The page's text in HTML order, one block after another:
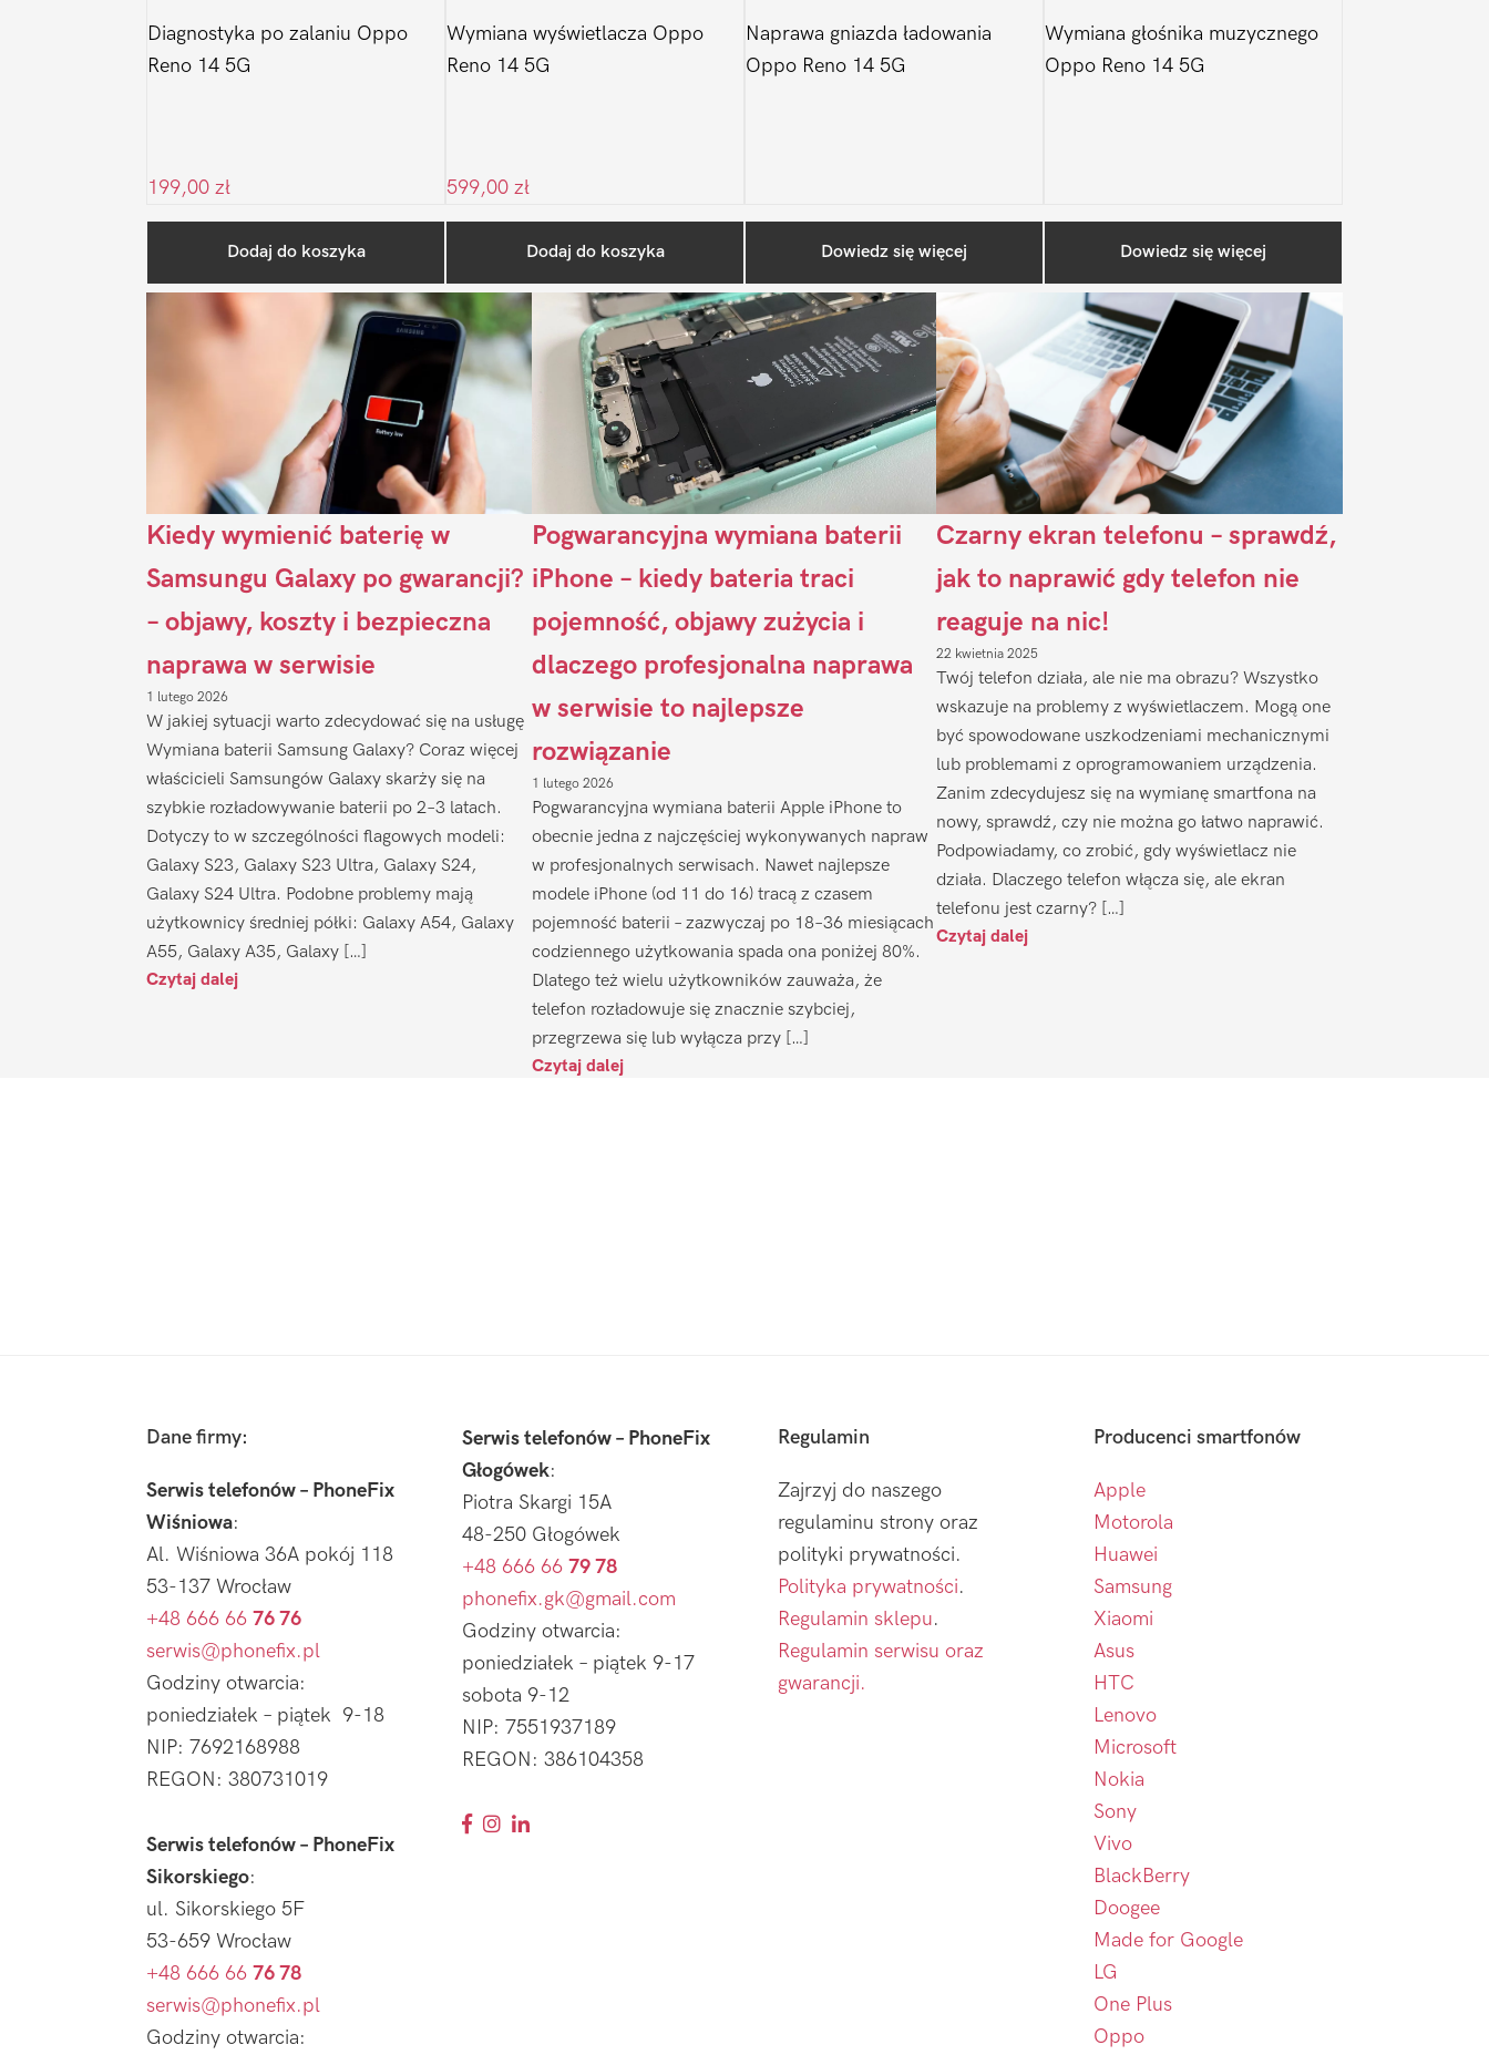
Diagnostyka po zalaniu Oppo
Reno 14 5G
199,00 zł
Dodaj do koszyka
Wymiana wyświetlacza Oppo
Reno 14 5G
599,00 zł
Dodaj do koszyka
Naprawa gniazda ładowania
Oppo Reno 14 5G
Dowiedz się więcej
Wymiana głośnika muzycznego
Oppo Reno 14 5G
Dowiedz się więcej
Sidebar
Ostatnio na blogu
Kiedy wymienić baterię w
Samsungu Galaxy po gwarancji?
– objawy, koszty i bezpieczna
naprawa w serwisie
1 lutego 2026
W jakiej sytuacji warto zdecydować się na usługę
Wymiana baterii Samsung Galaxy? Coraz więcej
właścicieli Samsungów Galaxy skarży się na
szybkie rozładowywanie baterii po 2–3 latach.
Dotyczy to w szczególności flagowych modeli:
Galaxy S23, Galaxy S23 Ultra, Galaxy S24,
Galaxy S24 Ultra. Podobne problemy mają
użytkownicy średniej półki: Galaxy A54, Galaxy
A55, Galaxy A35, Galaxy […]
Czytaj dalej
Pogwarancyjna wymiana baterii
iPhone – kiedy bateria traci
pojemność, objawy zużycia i
dlaczego profesjonalna naprawa
w serwisie to najlepsze
rozwiązanie
1 lutego 2026
Pogwarancyjna wymiana baterii Apple iPhone to
obecnie jedna z najczęściej wykonywanych napraw
w profesjonalnych serwisach. Nawet najlepsze
modele iPhone (od 11 do 16) tracą z czasem
pojemność baterii – zazwyczaj po 18–36 miesiącach
codziennego użytkowania spada ona poniżej 80%.
Dlatego też wielu użytkowników zauważa, że
telefon rozładowuje się znacznie szybciej,
przegrzewa się lub wyłącza przy […]
Czytaj dalej
Czarny ekran telefonu – sprawdź,
jak to naprawić gdy telefon nie
reaguje na nic!
22 kwietnia 2025
Twój telefon działa, ale nie ma obrazu? Wszystko
wskazuje na problemy z wyświetlaczem. Mogą one
być spowodowane uszkodzeniami mechanicznymi
lub problemami z oprogramowaniem urządzenia.
Zanim zdecydujesz się na wymianę smartfona na
nowy, sprawdź, czy nie można go łatwo naprawić.
Podpowiadamy, co zrobić, gdy wyświetlacz nie
działa. Dlaczego telefon włącza się, ale ekran
telefonu jest czarny? […]
Czytaj dalej
Dane firmy:
Serwis telefonów – PhoneFix
Wiśniowa:
Al. Wiśniowa 36A pokój 118
53-137 Wrocław
+48 666 66 76 76
serwis@phonefix.pl
Godziny otwarcia:
poniedziałek – piątek 9-18
NIP: 7692168988
REGON: 380731019
Serwis telefonów – PhoneFix
Sikorskiego:
ul. Sikorskiego 5F
53-659 Wrocław
+48 666 66 76 78
serwis@phonefix.pl
Godziny otwarcia:
Serwis telefonów – PhoneFix
Głogówek:
Piotra Skargi 15A
48-250 Głogówek
+48 666 66 79 78
phonefix.gk@gmail.com
Godziny otwarcia:
poniedziałek – piątek 9-17
sobota 9-12
NIP: 7551937189
REGON: 386104358
Regulamin
Zajrzyj do naszego
regulaminu strony oraz
polityki prywatności.
Polityka prywatności.
Regulamin sklepu.
Regulamin serwisu oraz
gwarancji.
Producenci smartfonów
Apple
Motorola
Huawei
Samsung
Xiaomi
Asus
HTC
Lenovo
Microsoft
Nokia
Sony
Vivo
BlackBerry
Doogee
Made for Google
LG
One Plus
Oppo